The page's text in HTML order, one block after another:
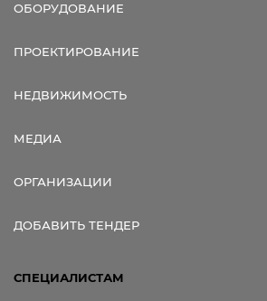
ОБОРУДОВАНИЕ
ПРОЕКТИРОВАНИЕ
НЕДВИЖИМОСТЬ
МЕДИА
ОРГАНИЗАЦИИ
ДОБАВИТЬ ТЕНДЕР
СПЕЦИАЛИСТАМ